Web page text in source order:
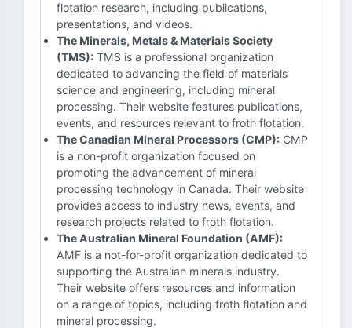
flotation research, including publications,
presentations, and videos.
The Minerals, Metals & Materials Society
(TMS): TMS is a professional organization
dedicated to advancing the field of materials
science and engineering, including mineral
processing. Their website features publications,
events, and resources relevant to froth flotation.
The Canadian Mineral Processors (CMP): CMP
is a non-profit organization focused on
promoting the advancement of mineral
processing technology in Canada. Their website
provides access to industry news, events, and
research projects related to froth flotation.
The Australian Mineral Foundation (AMF):
AMF is a not-for-profit organization dedicated to
supporting the Australian minerals industry.
Their website offers resources and information
on a range of topics, including froth flotation and
mineral processing.